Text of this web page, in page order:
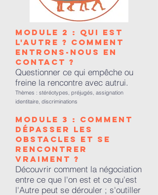
Module 2 : Qui est
l'Autre ? comment
entrons-nous en
contact ?
Questionner ce qui empêche ou
freine la rencontre avec autrui.
Thèmes : stéréotypes, préjugés, assignation
identitaire, discriminations
Module 3 : Comment
dépasser les
obstacles et se
rencontrer
vraiment ?
Découvrir comment la négociation
entre ce que l'on est et ce qu'est
l'Autre peut se dérouler ; s'outiller